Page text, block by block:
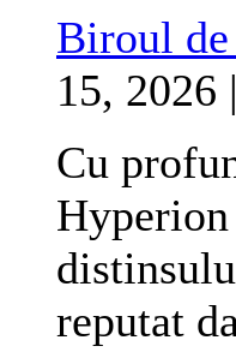
Biroul
15, 2026
Cu
reputat